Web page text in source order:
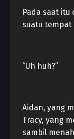
Pada saat
suatu tempat
“Uh huh?”
Aidan, yang
Tracy, yang
sambil